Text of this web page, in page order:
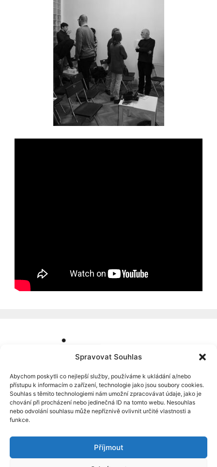
Spravovat Souhlas
Abychom poskytli co nejlepší služby, používáme k ukládání a/nebo
přístupu k informacím o zařízení, technologie jako jsou soubory cookies.
Souhlas s těmito technologiemi nám umožní zpracovávat údaje, jako je
chování při procházení nebo jedinečná ID na tomto webu. Nesouhlas
nebo odvolání souhlasu může nepříznivě ovlivnit určité vlastnosti a
funkce.
Příjmout